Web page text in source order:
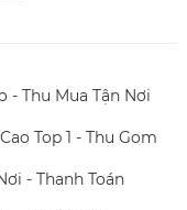
- Thu Mua Tận Nơi
Top 1 - Thu Gom
- Thanh Toán